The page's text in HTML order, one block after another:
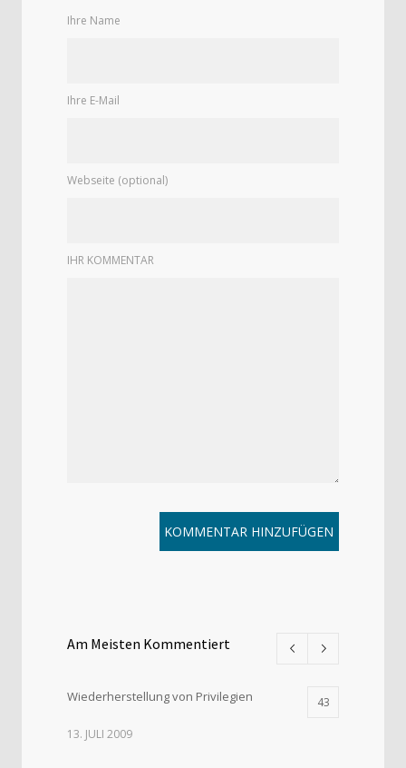
Ihre Name
Ihre E-Mail
Webseite (optional)
IHR KOMMENTAR
Am Meisten Kommentiert
Wiederherstellung von Privilegien 43
13. JULI 2009